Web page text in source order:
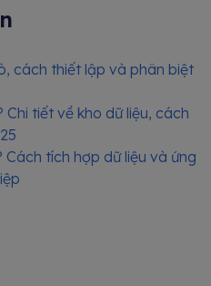
cách thiết lập và phân biệt
tiết về kho dữ liệu, cách
tích hợp dữ liệu và ứng